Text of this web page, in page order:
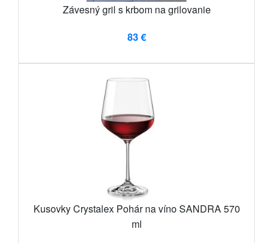
Závesný gril s krbom na grilovanie
83 €
Kusovky Crystalex Pohár na víno SANDRA 570
ml